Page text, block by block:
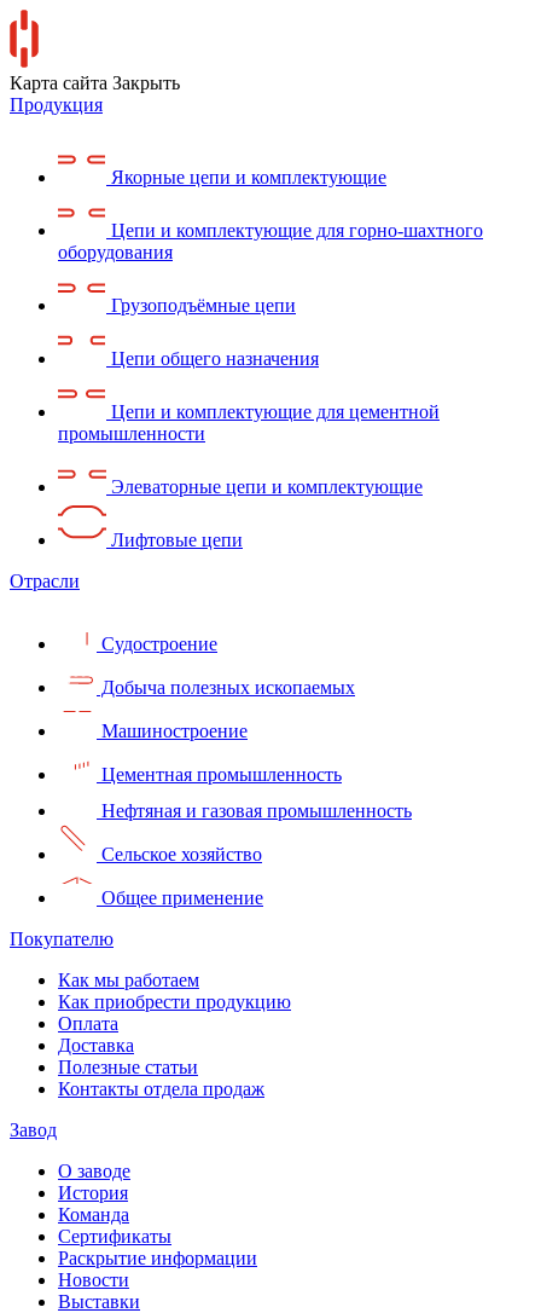
Карта сайта Закрыть
Продукция
Якорные цепи и комплектующие
Цепи и комплектующие для горно-шахтного
оборудования
Грузоподъёмные цепи
Цепи общего назначения
Цепи и комплектующие для цементной
промышленности
Элеваторные цепи и комплектующие
Лифтовые цепи
Отрасли
Судостроение
Добыча полезных ископаемых
Машиностроение
Цементная промышленность
Нефтяная и газовая промышленность
Сельское хозяйство
Общее применение
Покупателю
Как мы работаем
Как приобрести продукцию
Оплата
Доставка
Полезные статьи
Контакты отдела продаж
Завод
О заводе
История
Команда
Сертификаты
Раскрытие информации
Новости
Выставки